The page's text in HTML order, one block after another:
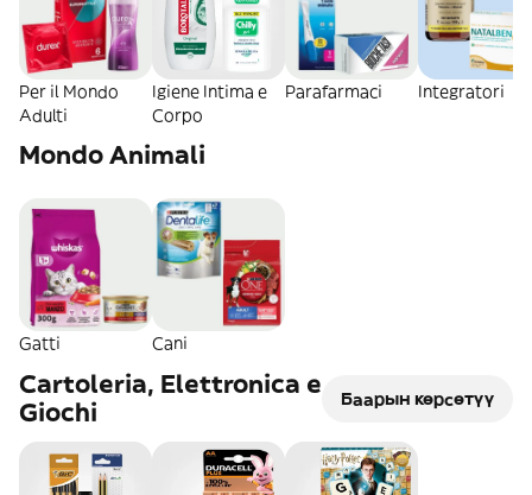
Per il Mondo
Adulti
Igiene Intima e
Corpo
Parafarmaci Integratori
Mondo Animali
Gatti Cani
Cartoleria, Elettronica e
Giochi
Баарын көрсөтүү